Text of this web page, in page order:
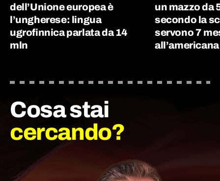
dell’Unione europea è
l’ungherese: lingua
ugrofinnica parlata da 14
mln
un mazzo da
secondo la
servono 7
all’americana
Cosa stai
cercando?